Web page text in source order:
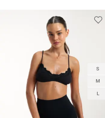
S
M
L